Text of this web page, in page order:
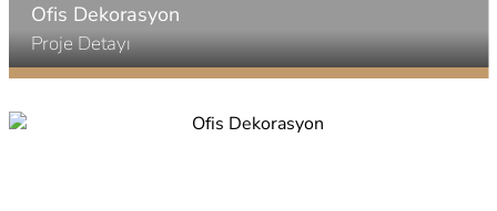
Ofis Dekorasyon
Proje Detayı